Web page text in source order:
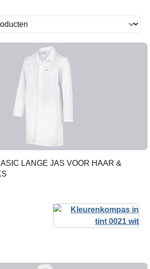
LANGE JAS VOOR HAAR &